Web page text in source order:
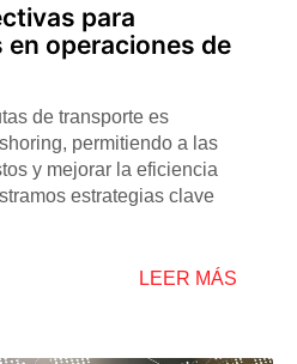
para
operaciones de
de transporte es
permitiendo a las
y mejorar la eficiencia
estrategias clave
LEER MÁS